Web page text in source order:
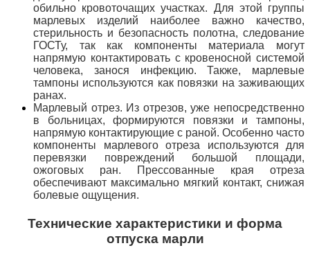
обильно кровоточащих участках. Для этой группы
марлевых изделий наиболее важно качество,
стерильность и безопасность полотна, следование
ГОСТу, так как компоненты материала могут
напрямую контактировать с кровеносной системой
человека, занося инфекцию. Также, марлевые
тампоны используются как повязки на заживающих
ранах.
Марлевый отрез. Из отрезов, уже непосредственно
в больницах, формируются повязки и тампоны,
напрямую контактирующие с раной. Особенно часто
компоненты марлевого отреза используются для
перевязки повреждений большой площади,
ожоговых ран. Прессованные края отреза
обеспечивают максимально мягкий контакт, снижая
болевые ощущения.
Технические характеристики и форма
отпуска марли